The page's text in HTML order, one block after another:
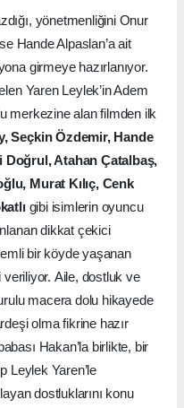
yönetmenliğini Onur
Hande Alpaslan’a ait
girmeye hazırlanıyor.
Yaren Leylek’in Adem
merkezine alan filmden ilk
Seçkin Özdemir, Hande
Doğrul, Atahan Çatalbaş,
Murat Kılıç, Cenk
gibi isimlerin oyuncu
dikkat çekici
bir köyde yaşanan
Aile, dostluk ve
macera dolu hikayede
olma fikrine hazır
Hakan’la birlikte, bir
Leylek Yaren’le
dostluklarını konu